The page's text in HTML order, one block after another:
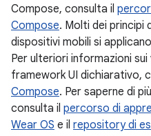
Compose, consulta il
Compose. Molti dei principi
dispositivi mobili si
Per ulteriori informazioni sui
framework UI dichiarativo,
Compose. Per saperne di
consulta il percorso di
Wear OS e il repository di